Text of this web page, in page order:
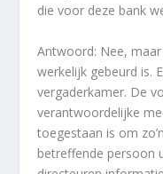
die voor deze bank
Antwoord: Nee,
werkelijk gebeurd is.
vergaderkamer. De
verantwoordelijke
toegestaan is om
betreffende persoon